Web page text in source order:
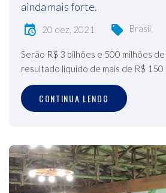
ainda mais forte.
20 dez, 2021 Brasil
Serão R$ 3 bilhões e 500 milhões
resultado líquido de mais de R$ 150
CONTINUA LENDO